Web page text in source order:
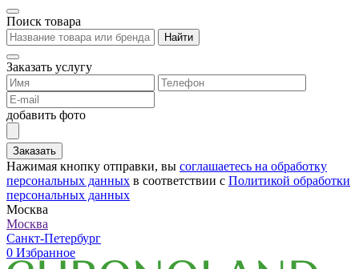
Поиск товара
Найти
Заказать услугу
добавить фото
Заказать
Нажимая кнопку отправки, вы соглашаетесь на обработку
персональных данных в соответствии с Политикой обработки
персональных данных
Москва
Москва
Санкт-Петербург
0 Избранное